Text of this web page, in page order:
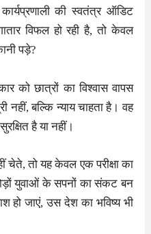
की स्वतंत्र ऑडिट
विफल हो रही है, तो केवल
पड़े?
को छात्रों का विश्वास वापस
नहीं, बल्कि न्याय चाहता है। वह
है या नहीं।
चेते, तो यह केवल एक परीक्षा का
युवाओं के सपनों का संकट बन
हो जाएं, उस देश का भविष्य भी